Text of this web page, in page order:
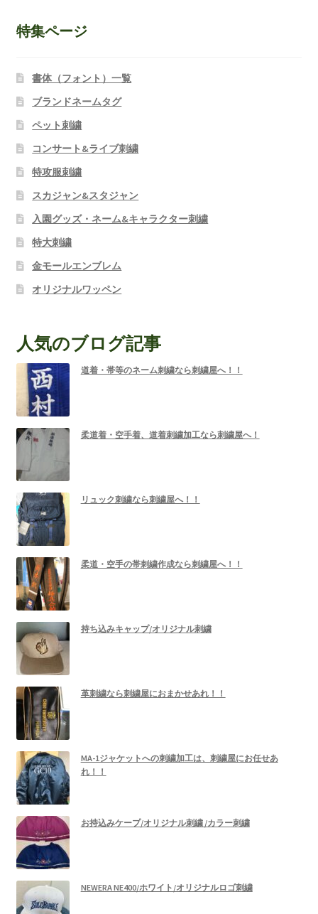
特集ページ
書体（フォント）一覧
ブランドネームタグ
ペット刺繍
コンサート&ライブ刺繍
特攻服刺繍
スカジャン&スタジャン
入園グッズ・ネーム&キャラクター刺繍
特大刺繍
金モールエンブレム
オリジナルワッペン
人気のブログ記事
道着・帯等のネーム刺繍なら刺繍屋へ！！
柔道着・空手着、道着刺繍加工なら刺繍屋へ！
リュック刺繍なら刺繍屋へ！！
柔道・空手の帯刺繍作成なら刺繍屋へ！！
持ち込みキャップ/オリジナル刺繍
革刺繍なら刺繍屋におまかせあれ！！
MA-1ジャケットへの刺繍加工は、刺繍屋にお任せあ
れ！！
お持込みケープ/オリジナル刺繍 /カラー刺繍
NEWERA NE400/ホワイト/オリジナルロゴ刺繍